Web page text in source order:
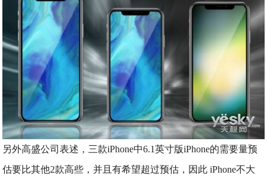
另外高盛公司表述，三款iPhone中6.1英寸版iPhone的需要量预
估要比其他2款高些，并且有希望超过预估，因此 iPhone不大